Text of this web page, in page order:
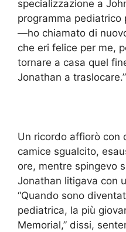
specializzazione a
programma pediatrico
—ho chiamato di
che eri felice per me,
tornare a casa quel
Jonathan a traslocare.”
Un ricordo affiorò con
camice sgualcito,
ore, mentre spingevo
Jonathan litigava con
“Quando sono
pediatrica, la più
Memorial,” dissi,